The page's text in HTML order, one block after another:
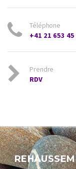
Téléphone
+41 21 653 45
Prendre
RDV